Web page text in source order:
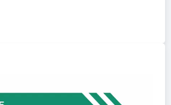
пространственными